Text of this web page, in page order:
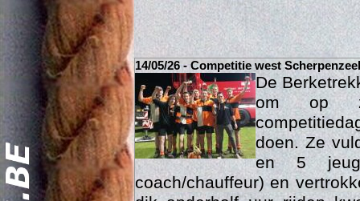
14/05/26 - Competitie west Scherpenzeel
De
om op
doen. Ze
en 5
coach/chauffeur) en